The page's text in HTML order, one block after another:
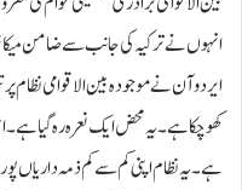
انہوں نے ترکیہ کی جانب سے ضامن
ایردوآن نے موجودہ بین الاقوامی نظام پر
کھو چکا ہے۔ یہ محض ایک نعرہ رہ گیا ہے۔
ہے۔ یہ نظام اپنی کم سے کم ذمہ داریاں